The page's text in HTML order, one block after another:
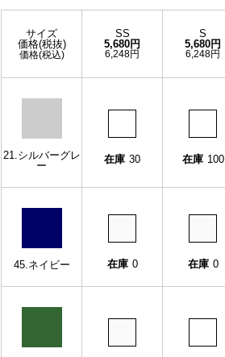
サイズ
価格(税抜)
価格(税込)
SS
5,680円
6,248円
S
5,680円
6,248円
21.シルバーグレ
ー
在庫 30 在庫 100
45.ネイビー 在庫 0 在庫 0